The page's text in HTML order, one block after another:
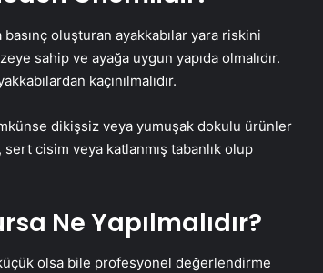
oluşturan ayakkabılar yara riskini
sahip ve ayağa uygun yapıda olmalıdır.
kaçınılmalıdır.
dikişsiz veya yumuşak dokulu ürünler
cisim veya katlanmış tabanlık olup
Ne Yapılmalıdır?
olsa bile profesyonel değerlendirme